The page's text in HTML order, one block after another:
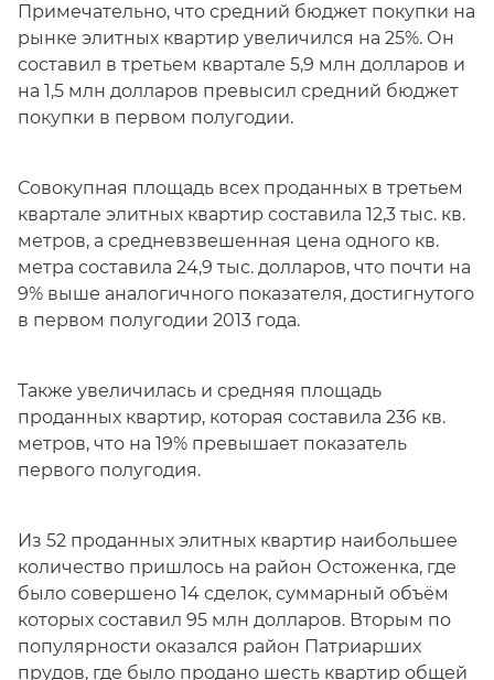
Примечательно, что средний бюджет покупки на
рынке элитных квартир увеличился на 25%. Он
составил в третьем квартале 5,9 млн долларов и
на 1,5 млн долларов превысил средний бюджет
покупки в первом полугодии.
Совокупная площадь всех проданных в третьем
квартале элитных квартир составила 12,3 тыс. кв.
метров, а средневзвешенная цена одного кв.
метра составила 24,9 тыс. долларов, что почти на
9% выше аналогичного показателя, достигнутого
в первом полугодии 2013 года.
Также увеличилась и средняя площадь
проданных квартир, которая составила 236 кв.
метров, что на 19% превышает показатель
первого полугодия.
Из 52 проданных элитных квартир наибольшее
количество пришлось на район Остоженка, где
было совершено 14 сделок, суммарный объём
которых составил 95 млн долларов. Вторым по
популярности оказался район Патриарших
прудов, где было продано шесть квартир общей